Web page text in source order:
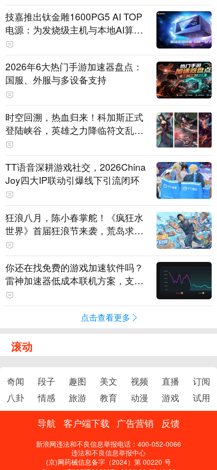
技嘉推出钛金雕1600PG5 AI TOP
电源：为发烧级主机与本地AI算力
打造旗舰供电方案
2026年6大热门手游加速器盘点：
国服、外服与多设备支持
时空回溯，热血归来！科加斯正式
登陆峡谷，英雄之力降临符文乱
斗！
TT语音深耕游戏社交，2026China
Joy四大IP联动引爆线下引流闭环
狂浪八月，陈小春掌舵！《疯狂水
世界》首届狂浪节来袭，荒岛求生
直播即将开启
你还在找免费的游戏加速软件吗？
雷神加速器低成本联机方案，支持
免费试用
点击查看更多
滚动
奇闻 段子 趣图 美文 视频 直播
订阅
八卦
情感 旅游 教育 动漫 游戏 试用
导航 客户端下载 广告营销 反馈
新浪网违法和不良信息举报电话：400-052-0066
违法和不良信息举报中心
(京)网药械信息备字（2024）第 00220 号